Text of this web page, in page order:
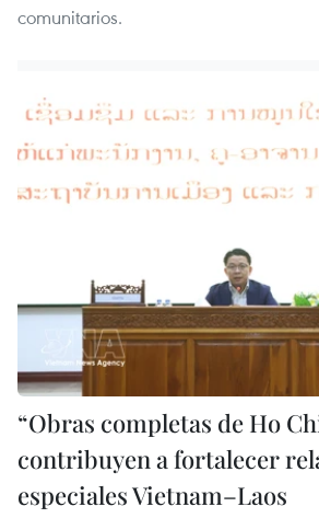
comunitarios.
“Obras completas de Ho
contribuyen a fortalecer
especiales Vietnam–Laos